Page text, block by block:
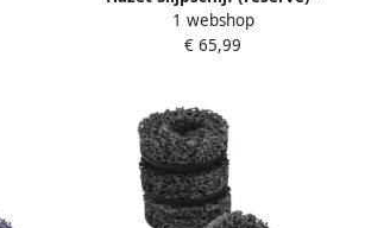
40 mm 4960N-40 5 · 5-delig
1 webshop
€ 65,99